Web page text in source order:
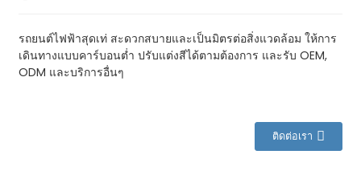
รถยนต์ไฟฟ้าสุดเท่ สะดวกสบายและเป็นมิตรต่อสิ่งแวดล้อม ให้การ
เดินทางแบบคาร์บอนต่ำ ปรับแต่งสีได้ตามต้องการ และรับ OEM,
ODM และบริการอื่นๆ
ติดต่อเรา